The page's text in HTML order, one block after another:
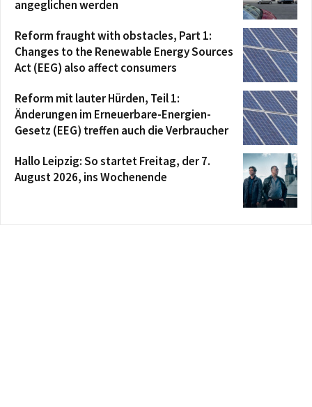
angeglichen werden
Reform fraught with obstacles, Part 1:
Changes to the Renewable Energy Sources
Act (EEG) also affect consumers
Reform mit lauter Hürden, Teil 1:
Änderungen im Erneuerbare-Energien-
Gesetz (EEG) treffen auch die Verbraucher
Hallo Leipzig: So startet Freitag, der 7.
August 2026, ins Wochenende